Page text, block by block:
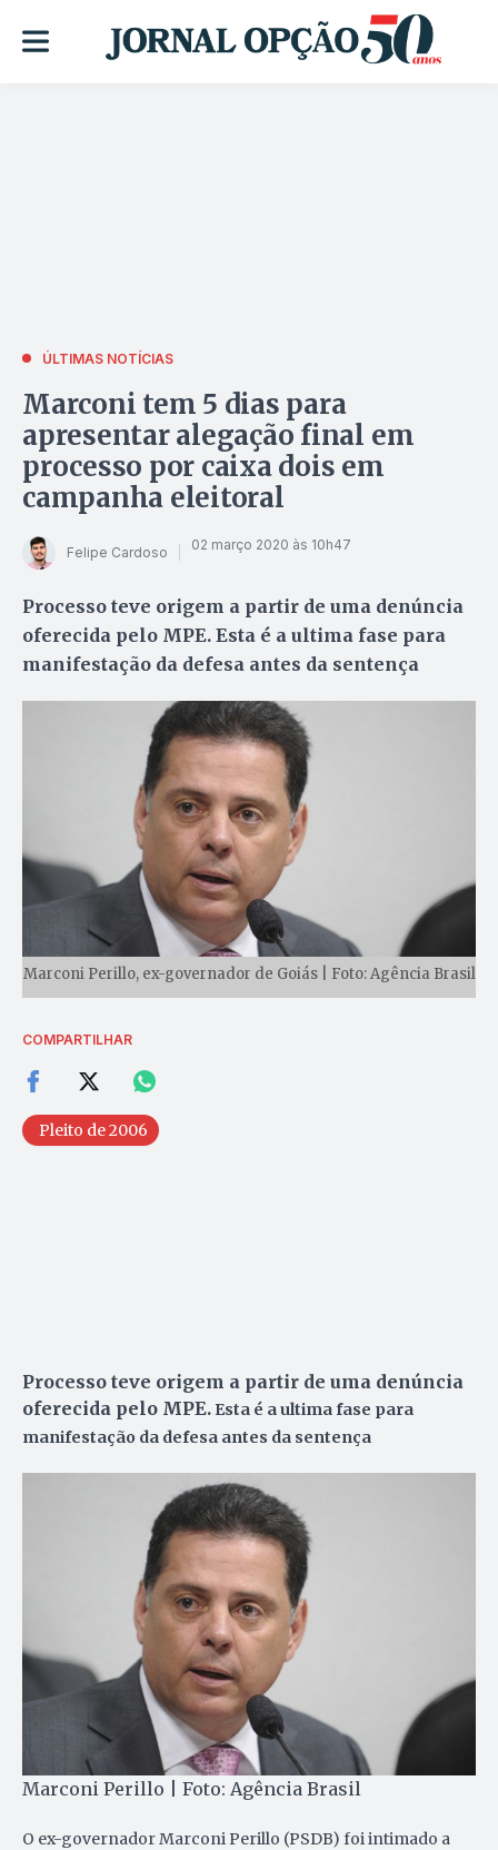
ÚLTIMAS NOTÍCIAS
Marconi tem 5 dias para
apresentar alegação final em
processo por caixa dois em
campanha eleitoral
Felipe Cardoso 02 março 2020 às 10h47
Processo teve origem a partir de uma denúncia
oferecida pelo MPE. Esta é a ultima fase para
manifestação da defesa antes da sentença
Marconi Perillo, ex-governador de Goiás | Foto: Agência Brasil
COMPARTILHAR
Pleito de 2006
Processo teve origem a partir de uma denúncia
oferecida pelo MPE. Esta é a ultima fase para
manifestação da defesa antes da sentença
Marconi Perillo | Foto: Agência Brasil
O ex-governador Marconi Perillo (PSDB) foi intimado a